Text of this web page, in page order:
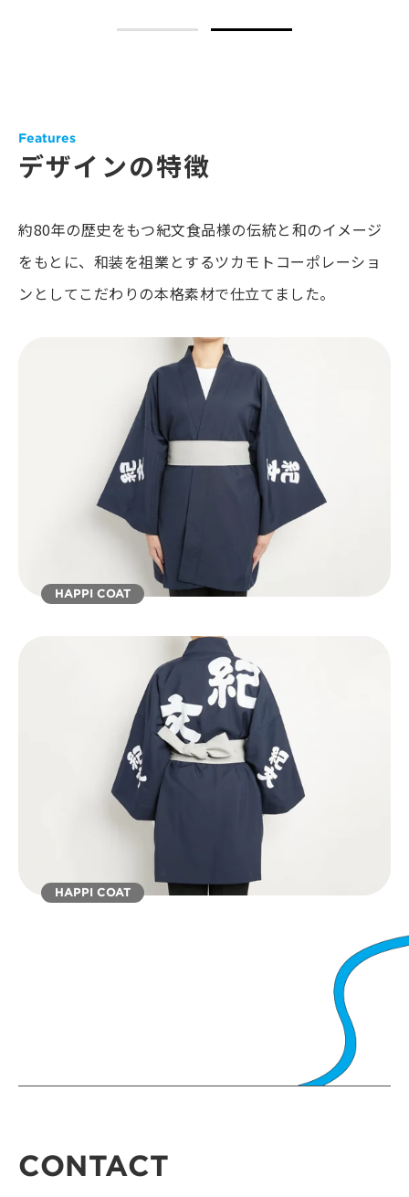
Features
デザインの特徴
約80年の歴史をもつ紀文食品様の伝統と和のイメージ
をもとに、和装を祖業とするツカモトコーポレーショ
ンとしてこだわりの本格素材で仕立てました。
HAPPI COAT
HAPPI COAT
CONTACT